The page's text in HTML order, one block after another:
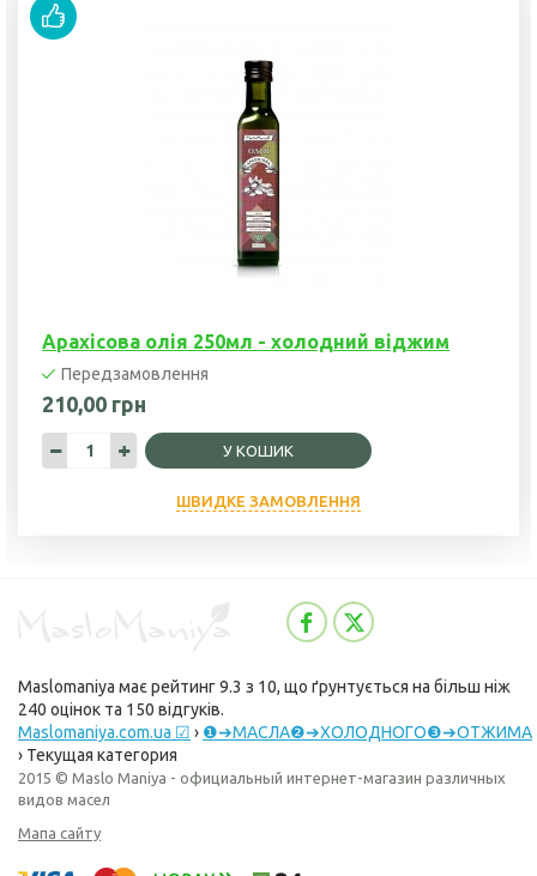
Арахісова олія 250мл - холодний віджим
Передзамовлення
210,00 грн
У КОШИК
ШВИДКЕ ЗАМОВЛЕННЯ
Maslomaniya має рейтинг9.3 з 10, що ґрунтується на більш ніж
240 оцінок та 150 відгуків.
Maslomaniya.com.ua ☑ › ❶➔МАСЛА❷➔ХОЛОДНОГО❸➔ОТЖИМА
› Текущая категория
2015 © Maslo Maniya - официальный интернет-магазин различных
видов масел
Мапа сайту